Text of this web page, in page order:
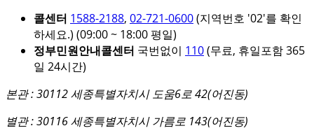
콜센터 1588-2188, 02-721-0600(지역번호 '02'를 확인
하세요.) (09:00 ~ 18:00 평일)
정부민원안내콜센터 국번없이 110(무료, 휴일포함 365
일 24시간)
본관 : 30112 세종특별자치시 도움6로 42(어진동)
별관 : 30116 세종특별자치시 가름로 143(어진동)